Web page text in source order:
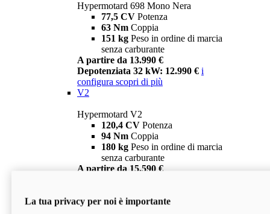
Hypermotard 698 Mono Nera
77,5 CV Potenza
63 Nm Coppia
151 kg Peso in ordine di marcia
senza carburante
A partire da 13.990 €
Depotenziata 32 kW: 12.990 € i
configura scopri di più
V2
Hypermotard V2
120,4 CV Potenza
94 Nm Coppia
180 kg Peso in ordine di marcia
senza carburante
A partire da 15.590 €
V2 SP
La tua privacy per noi è importante